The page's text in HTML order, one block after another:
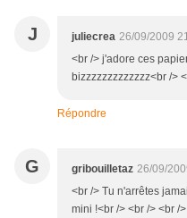
J juliecrea 26/09/2009
<br /> j'adore ces
bizzzzzzzzzzzzz<br />
Répondre
G gribouilletaz 26/09/
<br /> Tu n'arrêtes
mini !<br /> <br /> <br />